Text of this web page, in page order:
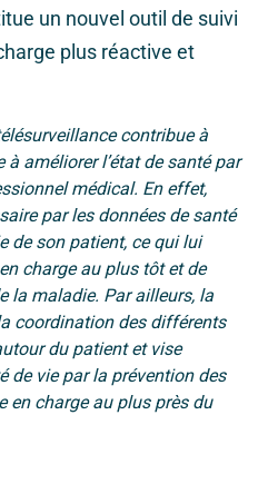
un nouvel outil de suivi
plus réactive et
contribue à
améliorer l’état de santé par
médical. En effet,
par les données de santé
de son patient, ce qui lui
charge au plus tôt et de
la maladie. Par ailleurs, la
coordination des différents
du patient et vise
de vie par la prévention des
en charge au plus près du